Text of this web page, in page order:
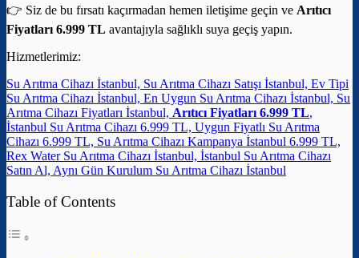
👉 Siz de bu fırsatı kaçırmadan hemen iletişime geçin ve Arıtıcı
Fiyatları 6.999 TL avantajıyla sağlıklı suya geçiş yapın.
Hizmetlerimiz:
Su Arıtma Cihazı İstanbul, Su Arıtma Cihazı Satışı İstanbul, Ev Tipi
Su Arıtma Cihazı İstanbul, En Uygun Su Arıtma Cihazı İstanbul, Su
Arıtma Cihazı Fiyatları İstanbul, Arıtıcı Fiyatları 6.999 TL,
İstanbul Su Arıtma Cihazı 6.999 TL, Uygun Fiyatlı Su Arıtma
Cihazı 6.999 TL, Su Arıtma Cihazı Kampanya İstanbul 6.999 TL,
Rex Water Su Arıtma Cihazı İstanbul, İstanbul Su Arıtma Cihazı
Satın Al, Aynı Gün Kurulum Su Arıtma Cihazı İstanbul
Table of Contents